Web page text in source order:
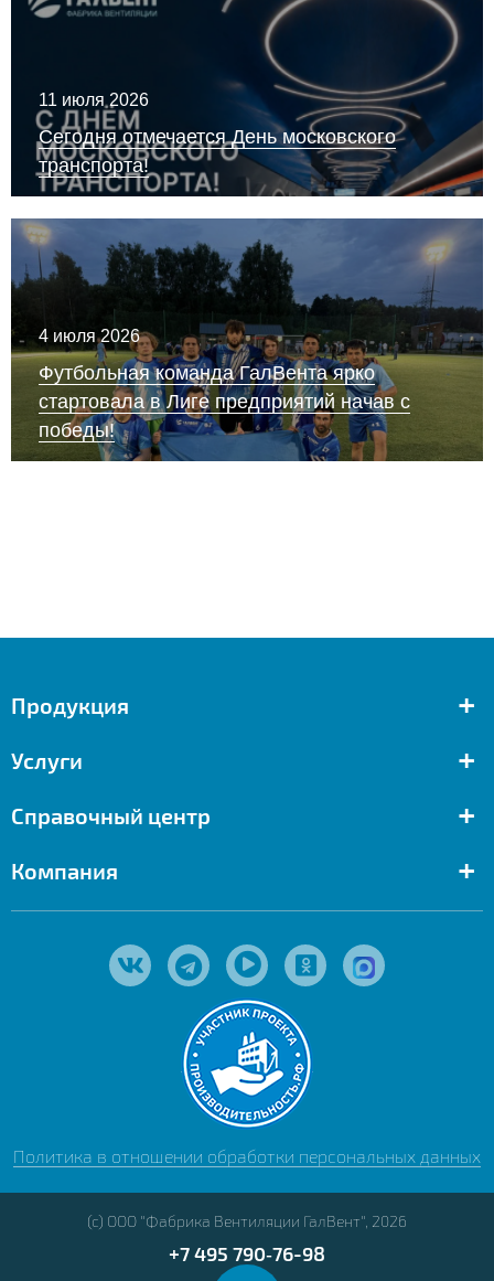
11 июля 2026
Сегодня отмечается День московского
транспорта!
4 июля 2026
Футбольная команда ГалВента ярко
стартовала в Лиге предприятий начав с
победы!
Продукция +
Услуги +
Справочный центр +
Компания +
Политика в отношении обработки персональных данных
(с) ООО "Фабрика Вентиляции ГалВент", 2026
+7 495 790‑76-98